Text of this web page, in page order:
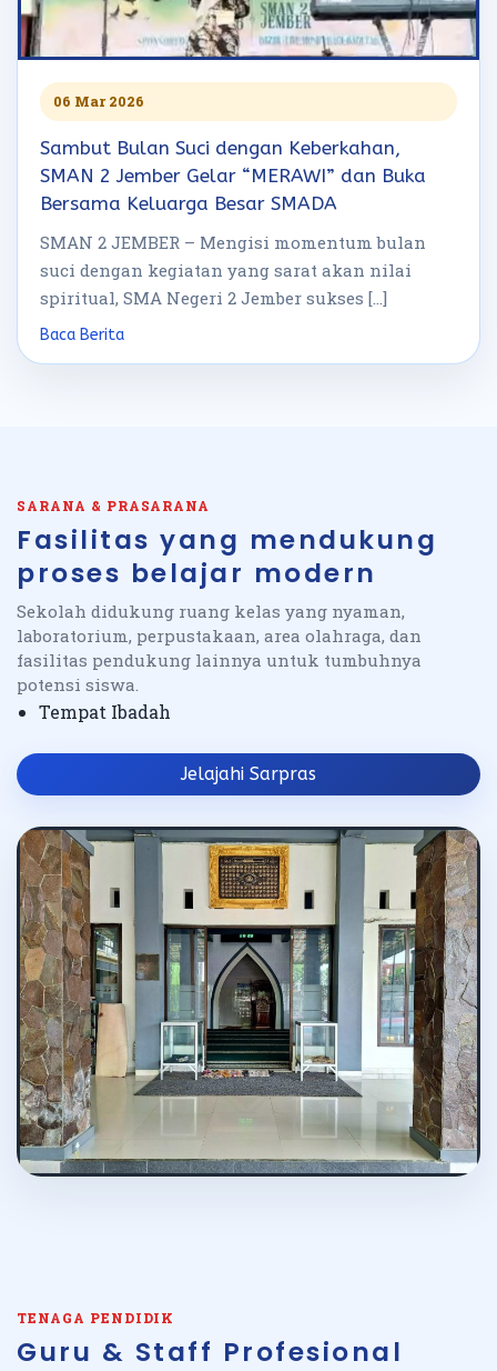
06 Mar 2026
Sambut Bulan Suci dengan Keberkahan,
SMAN 2 Jember Gelar “MERAWI” dan Buka
Bersama Keluarga Besar SMADA
SMAN 2 JEMBER – Mengisi momentum bulan
suci dengan kegiatan yang sarat akan nilai
spiritual, SMA Negeri 2 Jember sukses […]
Baca Berita
SARANA & PRASARANA
Fasilitas yang mendukung
proses belajar modern
Sekolah didukung ruang kelas yang nyaman,
laboratorium, perpustakaan, area olahraga, dan
fasilitas pendukung lainnya untuk tumbuhnya
potensi siswa.
Tempat Ibadah
Jelajahi Sarpras
TENAGA PENDIDIK
Guru & Staff Profesional